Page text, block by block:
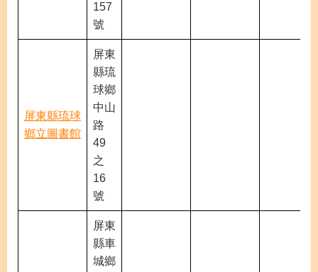
157
號
屏東縣琉球
鄉立圖書館
屏東
縣琉
球鄉
中山
路
49
之
16
號
屏東
縣車
城鄉